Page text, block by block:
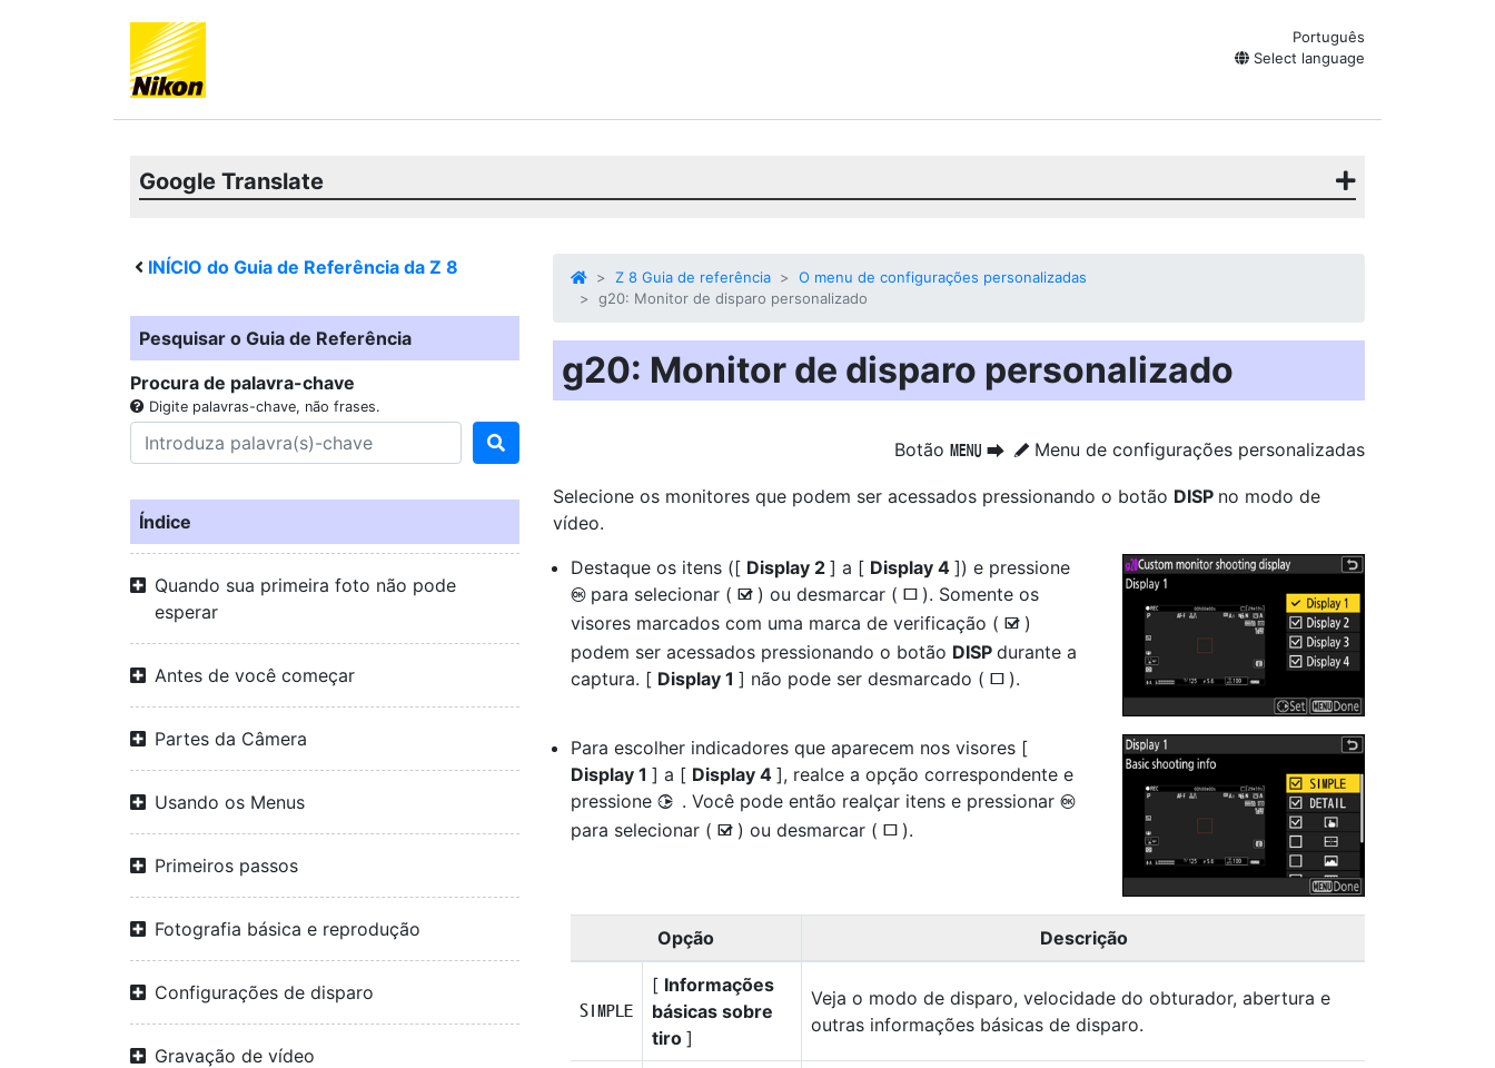
Português
Select language
Google Translate
INÍCIO do Guia de Referência da Z 8
Pesquisar o Guia de Referência
Procura de palavra-chave
Digite palavras-chave, não frases.
Índice
Quando sua primeira foto não pode
esperar
Antes de você começar
Partes da Câmera
Usando os Menus
Primeiros passos
Fotografia básica e reprodução
Configurações de disparo
Gravação de vídeo
Z 8 Guia de referência
O menu de configurações personalizadas
g20: Monitor de disparo personalizado
g20: Monitor de disparo personalizado
Botão G U A Menu de configurações personalizadas
Selecione os monitores que podem ser acessados pressionando o botão DISP no modo de
vídeo.
Destaque os itens ([ Display 2 ] a [ Display 4 ]) e pressione
J para selecionar ( M ) ou desmarcar ( U ). Somente os
visores marcados com uma marca de verificação ( M )
podem ser acessados pressionando o botão DISP durante a
captura. [ Display 1 ] não pode ser desmarcado ( U ).
Para escolher indicadores que aparecem nos visores [
Display 1 ] a [ Display 4 ], realce a opção correspondente e
pressione 2 . Você pode então realçar itens e pressionar J
para selecionar ( M ) ou desmarcar ( U ).
Opção Descrição
A
[ Informações
básicas sobre
tiro ]
Veja o modo de disparo, velocidade do obturador, abertura e
outras informações básicas de disparo.